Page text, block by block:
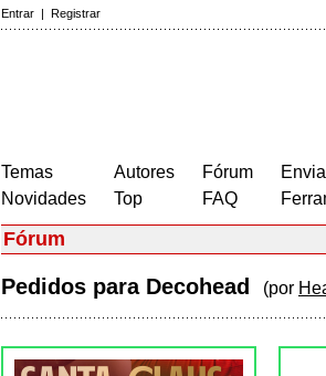
Entrar | Registrar
Temas
Novidades
Autores
Top
Fórum
FAQ
Fórum
Pedidos para Decohead (por